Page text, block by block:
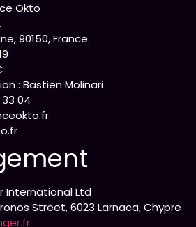
Okto
90150, France
: Bastien Molinari
04
International Ltd
Street, 6023 Larnaca, Chypre